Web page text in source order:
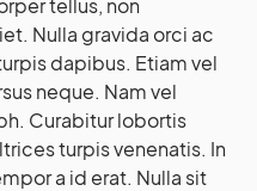
tellus, non
Nulla gravida orci ac
dapibus. Etiam vel
neque. Nam vel
Curabitur lobortis
turpis venenatis. In
a id erat. Nulla sit